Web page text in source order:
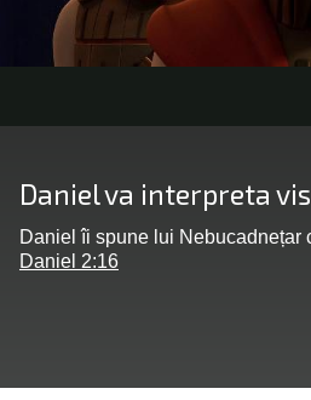
Daniel va interpreta
Daniel îi spune lui Nebucadnețar
Daniel 2:16